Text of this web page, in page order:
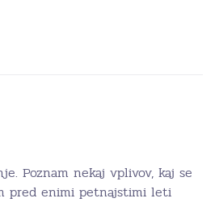
Poznam nekaj vplivov, kaj se
pred enimi petnajstimi leti